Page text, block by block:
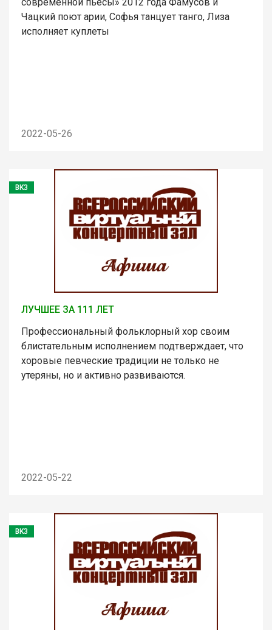
Чацкий поют арии, Софья танцует танго, Лиза
исполняет куплеты
2022-05-26
ВКЗ
ЛУЧШЕЕ ЗА 111 ЛЕТ
Профессиональный фольклорный хор своим
блистательным исполнением подтверждает, что
хоровые певческие традиции не только не
утеряны, но и активно развиваются.
2022-05-22
ВКЗ